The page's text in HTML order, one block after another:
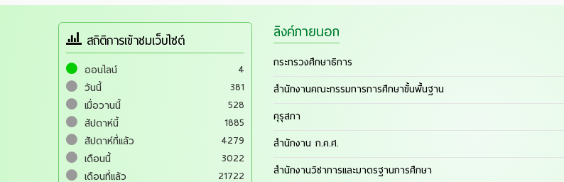
สถิติการเข้าชมเว็บไซต์
ออนไลน์
4
วันนี้
381
เมื่อวานนี้
528
สัปดาห์นี้
1885
สัปดาห์ที่แล้ว
4279
เดือนนี้
3022
เดือนที่แล้ว
21722
ลิงค์ภายนอก
กระทรวงศึกษาธิการ
สำนักงานคณะกรรมการการศึกษาขั้นพื้นฐาน
คุรุสภา
สำนักงาน ก.ค.ศ.
สำนักงานวิชาการและมาตรฐานการศึกษา